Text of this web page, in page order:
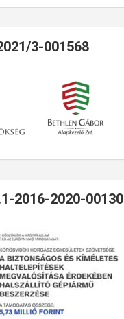
3-001568
2016-2020-00130